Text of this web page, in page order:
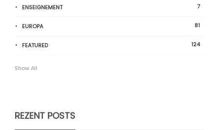
ENSEIGNEMENT 7
EUROPA 81
FEATURED 124
Show All
REZENT POSTS